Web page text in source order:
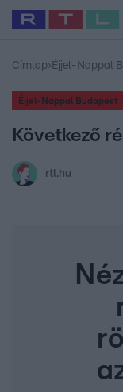
Legfrissebb RTL Híradó
Babits Marcella
Címlap› Éjjel-Nappal
Éjjel-Nappal Budapest
Következő
rtl.hu